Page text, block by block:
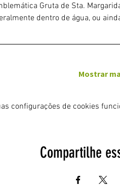
Gruta de Sta.
dentro de água, ou
Mostrar
configurações de cookies
Compartilhe